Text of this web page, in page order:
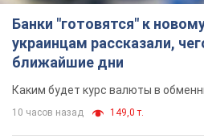
Банки "готовятся" к
украинцам рассказали,
ближайшие дни
Каким будет курс валюты в
10 часов назад 149,0 т.